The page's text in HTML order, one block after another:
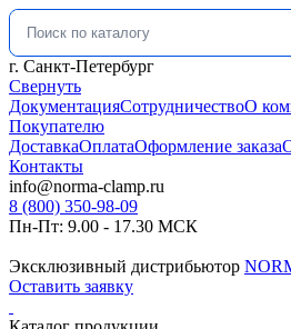
Искать:
г. Санкт-Петербург
Свернуть
ДокументацияСотрудничествоО
Покупателю
ДоставкаОплатаОформление заказа
Контакты
info@norma-clamp.ru
8 (800) 350-98-09
Пн-Пт: 9.00 - 17.30 МСК
Эксклюзивный дистрибьютор
Оставить заявку